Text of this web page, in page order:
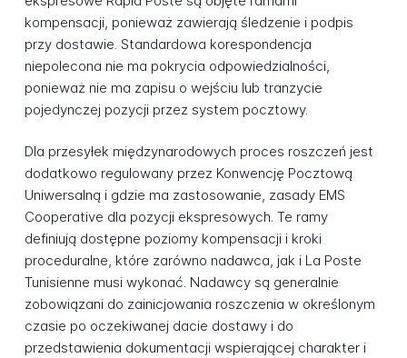
kompensacji, ponieważ zawierają śledzenie i podpis
przy dostawie. Standardowa korespondencja
niepolecona nie ma pokrycia odpowiedzialności,
ponieważ nie ma zapisu o wejściu lub tranzycie
pojedynczej pozycji przez system pocztowy.
Dla przesyłek międzynarodowych proces roszczeń jest
dodatkowo regulowany przez Konwencję Pocztową
Uniwersalną i gdzie ma zastosowanie, zasady EMS
Cooperative dla pozycji ekspresowych. Te ramy
definiują dostępne poziomy kompensacji i kroki
proceduralne, które zarówno nadawca, jak i La Poste
Tunisienne musi wykonać. Nadawcy są generalnie
zobowiązani do zainicjowania roszczenia w określonym
czasie po oczekiwanej dacie dostawy i do
przedstawienia dokumentacji wspierającej charakter i